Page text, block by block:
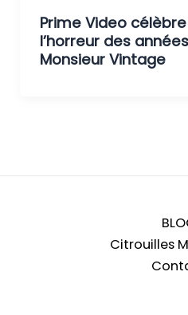
Prime Video
l’horreur des
Monsieur Vintage
Citrouilles